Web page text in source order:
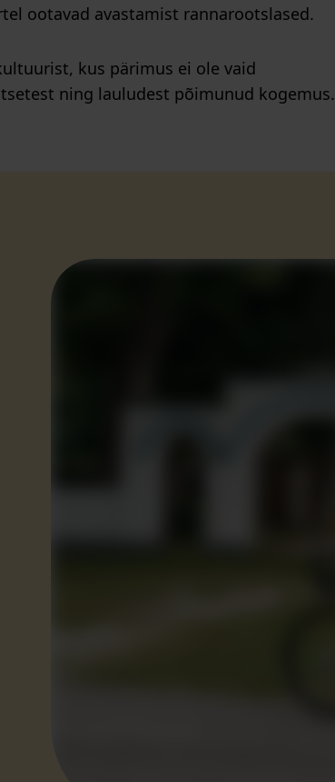
ootavad avastamist rannarootslased.
kus pärimus ei ole vaid
ning lauludest põimunud kogemus.